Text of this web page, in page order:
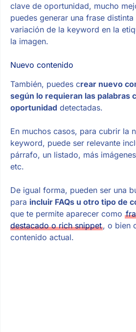
clave de oportunidad, mucho
puedes generar una frase
variación de la keyword en la
la imagen.
Nuevo contenido
También, puedes crear nuevo
según lo requieran las palabras
oportunidad detectadas.
En muchos casos, para cubrir la
keyword, puede ser relevante
párrafo, un listado, más
etc.
De igual forma, pueden ser una
para incluir FAQs u otro tipo de
que te permite aparecer como
destacado o rich snippet, o bien
contenido actual.